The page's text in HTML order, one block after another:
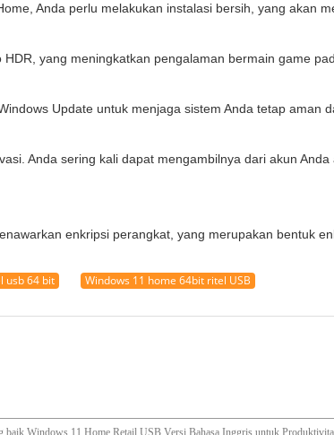
Anda perlu melakukan instalasi bersih, yang akan
yang meningkatkan pengalaman bermain game
Update untuk menjaga sistem Anda tetap aman
Anda sering kali dapat mengambilnya dari akun
enkripsi perangkat, yang merupakan bentuk
usb 64 bit Windows 11 home 64bit ritel USB